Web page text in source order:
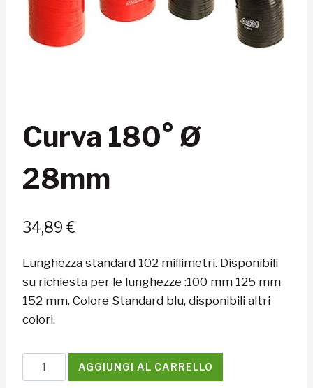
Curva 180° Ø
28mm
34,89 €
Lunghezza standard 102 millimetri. Disponibili
su richiesta per le lunghezze :100 mm 125 mm
152 mm. Colore Standard blu, disponibili altri
colori.
Curva
180°
AGGIUNGI AL CARRELLO